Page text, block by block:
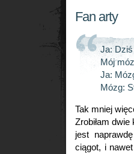
Fan arty
Ja:
Mój
Ja:
Mózg:
Tak mniej
Zrobiłam
jest
ciągot, i